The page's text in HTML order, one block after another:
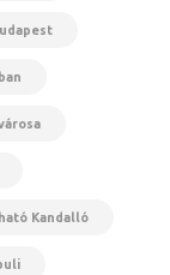
Kandalló